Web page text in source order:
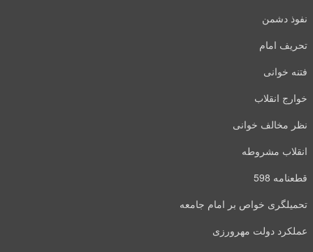
نفوذ دشمن
تحریف امام
فتنه خوانی
خوارج انقلاب
نظر مخالف خوانی
انقلاب مشروطه
قطعنامه 598
تحمیلگری خواص بر امام جامعه
عملکرد دولت مهرورزی